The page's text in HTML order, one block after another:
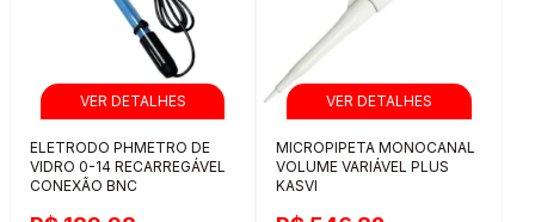
ELETRODO PHMETRO DE
VIDRO 0-14 RECARREGÁVEL
CONEXÃO BNC
MICROPIPETA MONOCANAL
VOLUME VARIÁVEL PLUS
KASVI